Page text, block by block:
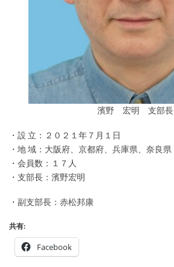
濱野 宏明 支部長
・設 立：２０２１年７月１日
・地 域：大阪府、京都府、兵庫県、奈良県
・会員数：１７人
・支部長：濱野宏明
・副支部長：赤松邦康
共有:
Facebook